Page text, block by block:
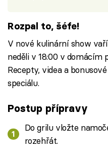
Rozpal to, šéfe!
V nové kulinární show
neděli v 18:00 v domácím
Recepty, videa a
speciálu.
Postup přípravy
Do grilu vložte
rozehřát.